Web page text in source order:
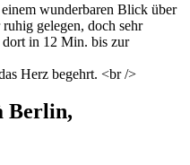
wunderbaren Blick über
gelegen, doch sehr
in 12 Min. bis zur
Herz begehrt. <br />
Berlin,